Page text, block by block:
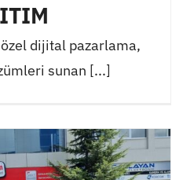
dijital pazarlama,
sunan [...]